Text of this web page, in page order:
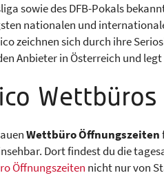
sowie des DFB-Pokals
nationalen und
zeichnen sich durch ihre
Anbieter in Österreich und
Wettbüro Öffnungszeiten
Dort findest du die
Öffnungszeiten nicht nur von